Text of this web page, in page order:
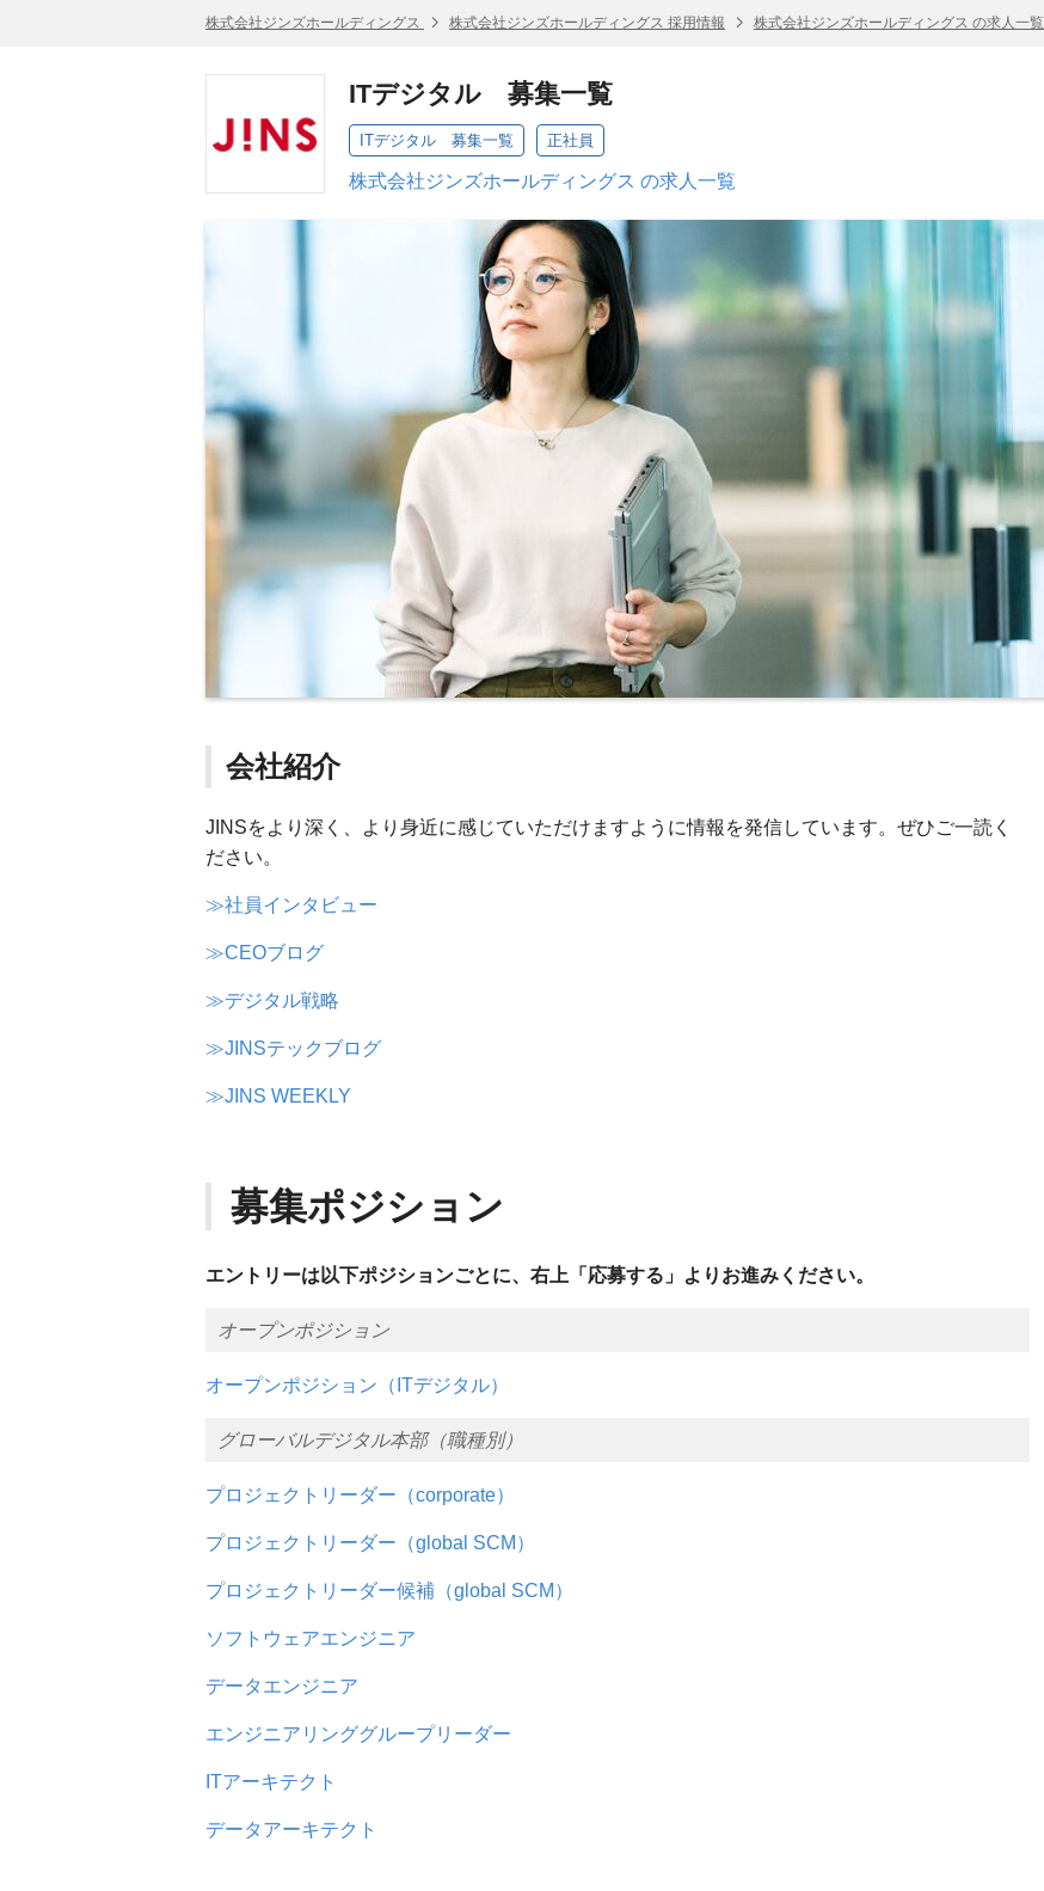
株式会社ジンズホールディングス 株式会社ジンズホールディングス 採用情報 株式会社ジンズホールディングス の求人一覧
ITデジタル 募集一覧
ITデジタル 募集一覧 正社員
株式会社ジンズホールディングス の求人一覧
会社紹介
JINSをより深く、より身近に感じていただけますように情報を発信しています。ぜひご一読く
ださい。
≫社員インタビュー
≫CEOブログ
≫デジタル戦略
≫JINSテックブログ
≫JINS WEEKLY
募集ポジション
エントリーは以下ポジションごとに、右上「応募する」よりお進みください。
オープンポジション
オープンポジション（ITデジタル）
グローバルデジタル本部（職種別）
プロジェクトリーダー（corporate）
プロジェクトリーダー（global SCM）
プロジェクトリーダー候補（global SCM）
ソフトウェアエンジニア
データエンジニア
エンジニアリンググループリーダー
ITアーキテクト
データアーキテクト